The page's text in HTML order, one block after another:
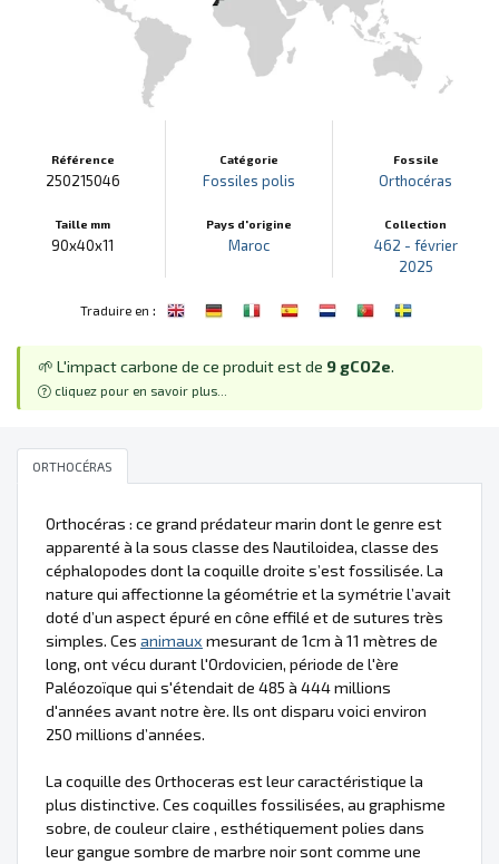
Référence
250215046
Taille mm
90x40x11
Catégorie
Fossiles polis
Pays d'origine
Maroc
Fossile
Orthocéras
Collection
462 - février
2025
Traduire en :
🌱 L'impact carbone de ce produit est de 9 gCO2e.
cliquez pour en savoir plus...
ORTHOCÉRAS
Orthocéras : ce grand prédateur marin dont le genre est
apparenté à la sous classe des Nautiloidea, classe des
céphalopodes dont la coquille droite s’est fossilisée. La
nature qui affectionne la géométrie et la symétrie l’avait
doté d’un aspect épuré en cône effilé et de sutures très
simples. Ces animaux mesurant de 1cm à 11 mètres de
long, ont vécu durant l'Ordovicien, période de l'ère
Paléozoïque qui s'étendait de 485 à 444 millions
d'années avant notre ère. Ils ont disparu voici environ
250 millions d’années.
La coquille des Orthoceras est leur caractéristique la
plus distinctive. Ces coquilles fossilisées, au graphisme
sobre, de couleur claire , esthétiquement polies dans
leur gangue sombre de marbre noir sont comme une